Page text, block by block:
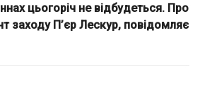
цьогоріч не відбудеться. Про
заходу П’єр Лескур, повідомляє